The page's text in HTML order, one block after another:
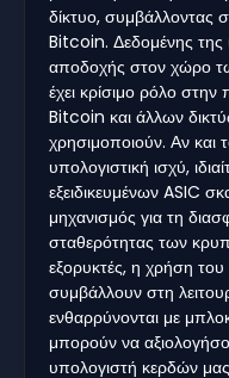
δίκτυο, συμβάλλοντας
Bitcoin. Δεδομένης της
αποδοχής στον χώρο
έχει κρίσιμο ρόλο
Bitcoin και άλλων
χρησιμοποιούν. Αν και
υπολογιστική ισχύ,
εξειδικευμένων ASIC
μηχανισμός για τη
σταθερότητας των
εξορυκτές, η χρήση
συμβάλλουν στη
ενθαρρύνονται με
μπορούν να
υπολογιστή κερδών